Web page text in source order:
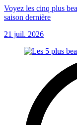
Voyez les cinq plus
saison dernière
21 juil. 2026